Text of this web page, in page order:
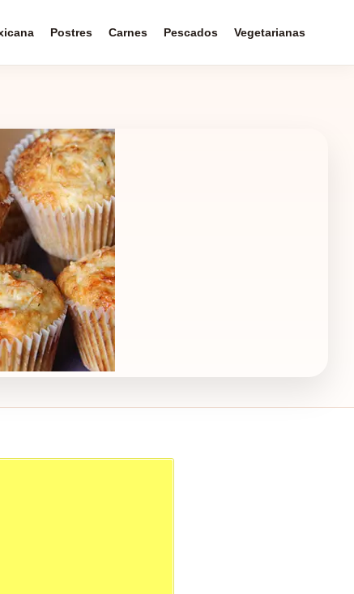
Postres Carnes Pescados Vegetarianas